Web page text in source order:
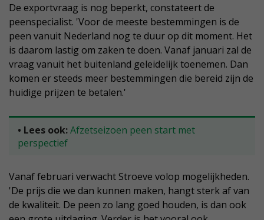
De exportvraag is nog beperkt, constateert de
peenspecialist. 'Voor de meeste bestemmingen is de
peen vanuit Nederland nog te duur op dit moment. Het
is daarom lastig om zaken te doen. Vanaf januari zal de
vraag vanuit het buitenland geleidelijk toenemen. Dan
komen er steeds meer bestemmingen die bereid zijn de
huidige prijzen te betalen.'
• Lees ook:Afzetseizoen peen start met
perspectief
Vanaf februari verwacht Stroeve volop mogelijkheden.
'De prijs die we dan kunnen maken, hangt sterk af van
de kwaliteit. De peen zo lang goed houden, is dan ook